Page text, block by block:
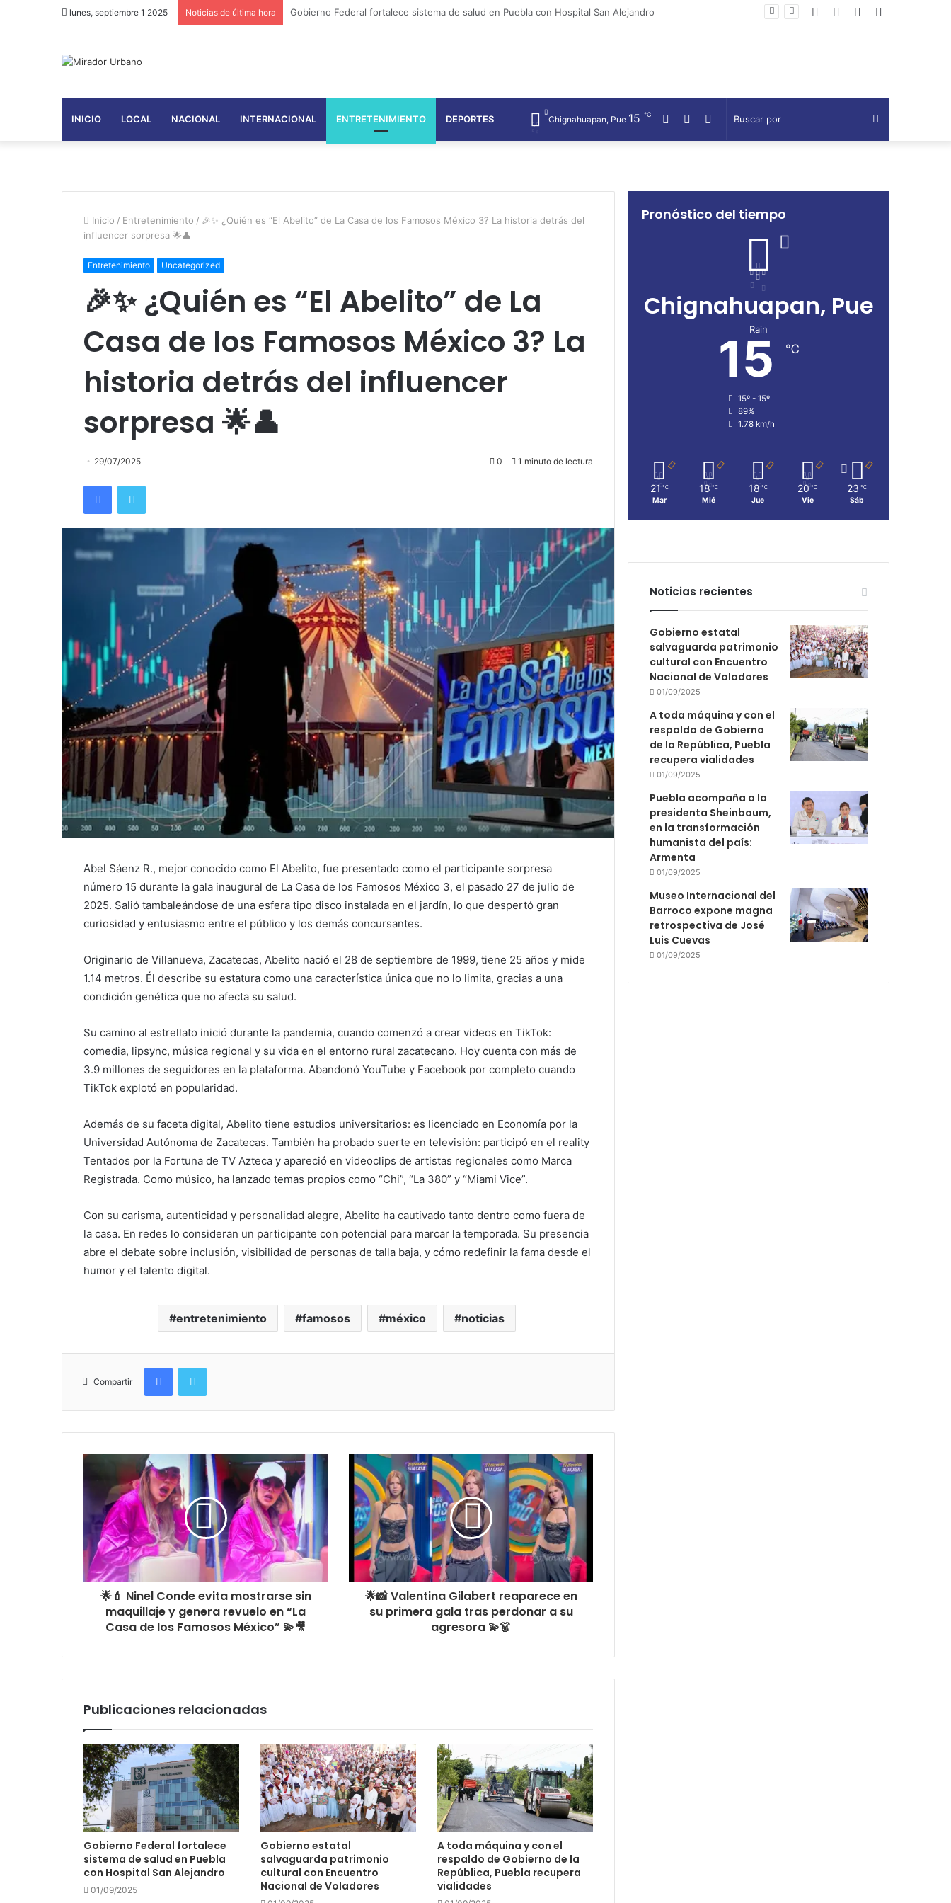
lunes, septiembre 1 2025 Noticias de última hora Gobierno estatal salvaguarda patrimonio cultural con Encuentro Nacional de Voladores Telegram
Twitter
Facebook
INICIO LOCAL NACIONAL INTERNACIONAL ENTRETENIMIENTO DEPORTES Buscar
Telegram
Twitter
Facebook
Chignahuapan, Pue 15 ℃
Inicio / Entretenimiento / 🎉✨ ¿Quién es “El Abelito” de La Casa de los Famosos México 3? La historia detrás del
influencer sorpresa 🌟👤
Entretenimiento Uncategorized
🎉✨ ¿Quién es “El Abelito” de La
Casa de los Famosos México 3? La
historia detrás del influencer
sorpresa 🌟👤
29/07/2025 0 1 minuto de lectura
FacebookTwitter
Abel Sáenz R., mejor conocido como El Abelito, fue presentado como el participante sorpresa
número 15 durante la gala inaugural de La Casa de los Famosos México 3, el pasado 27 de julio de
2025. Salió tambaleándose de una esfera tipo disco instalada en el jardín, lo que despertó gran
curiosidad y entusiasmo entre el público y los demás concursantes.
Originario de Villanueva, Zacatecas, Abelito nació el 28 de septiembre de 1999, tiene 25 años y mide
1.14 metros. Él describe su estatura como una característica única que no lo limita, gracias a una
condición genética que no afecta su salud.
Su camino al estrellato inició durante la pandemia, cuando comenzó a crear videos en TikTok:
comedia, lipsync, música regional y su vida en el entorno rural zacatecano. Hoy cuenta con más de
3.9 millones de seguidores en la plataforma. Abandonó YouTube y Facebook por completo cuando
TikTok explotó en popularidad.
Además de su faceta digital, Abelito tiene estudios universitarios: es licenciado en Economía por la
Universidad Autónoma de Zacatecas. También ha probado suerte en televisión: participó en el reality
Tentados por la Fortuna de TV Azteca y apareció en videoclips de artistas regionales como Marca
Registrada. Como músico, ha lanzado temas propios como “Chi”, “La 380” y “Miami Vice”.
Con su carisma, autenticidad y personalidad alegre, Abelito ha cautivado tanto dentro como fuera de
la casa. En redes lo consideran un participante con potencial para marcar la temporada. Su presencia
abre el debate sobre inclusión, visibilidad de personas de talla baja, y cómo redefinir la fama desde el
humor y el talento digital.
entretenimiento famosos méxico noticias
Compartir
FacebookTwitter
🌟💄 Ninel Conde evita mostrarse sin
maquillaje y genera revuelo en “La
Casa de los Famosos México” 💫🎥
🌟📸 Valentina Gilabert reaparece en
su primera gala tras perdonar a su
agresora 💫👗
Publicaciones relacionadas
Gobierno Federal fortalece
sistema de salud en Puebla
con Hospital San Alejandro
01/09/2025
Gobierno estatal
salvaguarda patrimonio
cultural con Encuentro
Nacional de Voladores
A toda máquina y con el
respaldo de Gobierno de la
República, Puebla recupera
vialidades
Pronóstico del tiempo
Chignahuapan, Pue
Rain
15 ℃
15º - 15º
89%
1.78 km/h
21 ℃
Mar
18 ℃
Mié
18 ℃
Jue
20 ℃
Vie
23 ℃
Sáb
Noticias recientes
Gobierno estatal
salvaguarda patrimonio
cultural con Encuentro
Nacional de Voladores
01/09/2025
A toda máquina y con el
respaldo de Gobierno
de la República, Puebla
recupera vialidades
01/09/2025
Puebla acompaña a la
presidenta Sheinbaum,
en la transformación
humanista del país:
Armenta
01/09/2025
Museo Internacional del
Barroco expone magna
retrospectiva de José
Luis Cuevas
01/09/2025